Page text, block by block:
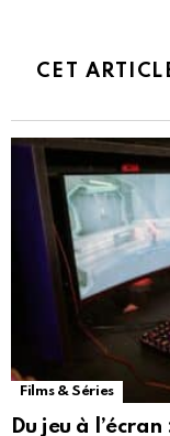
CET
Films & Séries
Du jeu à